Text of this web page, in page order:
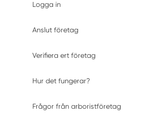
Logga in
Anslut företag
Verifiera ert företag
Hur det fungerar?
Frågor från arboristföretag